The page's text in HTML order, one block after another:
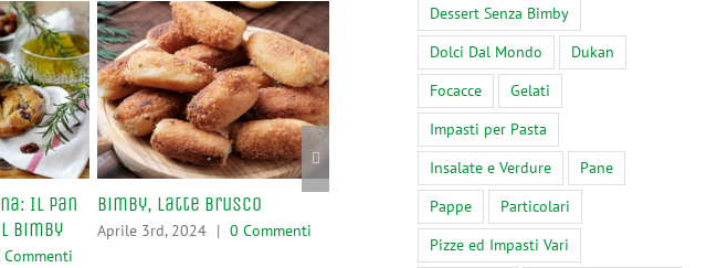
Il Pan
Bimby
Commenti
Bimby, Latte Brusco
Aprile 3rd, 2024 | 0 Commenti
Bimby, Risotto con Cicoria
Marzo 30th, 2024 | 0 Commenti
Sekcijska Vrata
Dessert Senza Bimby
Dolci Dal Mondo
Dukan
Focacce
Gelati
Impasti per Pasta
Insalate e Verdure
Pane
Pappe
Particolari
Pizze ed Impasti Vari